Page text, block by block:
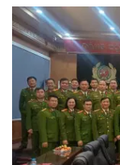
trào đọc sách với
triển”. Thiếu
đốc Học viện dự